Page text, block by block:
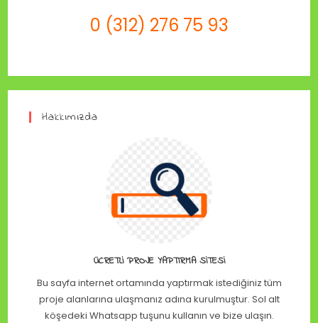
0 (312) 276 75 93
Hakkımızda
ÜCRETLI PROJE YAPTIRMA SITESI
Bu sayfa internet ortamında yaptırmak istediğiniz tüm
proje alanlarına ulaşmanız adına kurulmuştur. Sol alt
köşedeki Whatsapp tuşunu kullanın ve bize ulaşın.